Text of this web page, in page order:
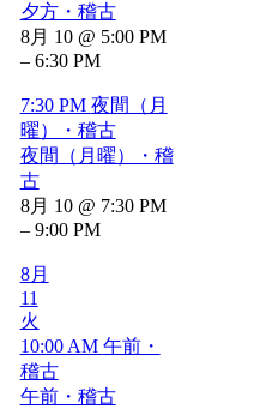
夕方・稽古
8月 10 @ 5:00 PM
– 6:30 PM
7:30 PM 夜間（月
曜）・稽古
夜間（月曜）・稽
古
8月 10 @ 7:30 PM
– 9:00 PM
8月
11
火
10:00 AM 午前・
稽古
午前・稽古